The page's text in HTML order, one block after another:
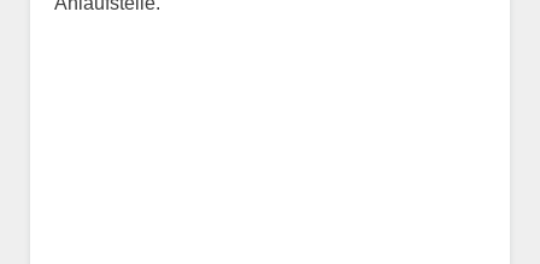
Name des Tiers